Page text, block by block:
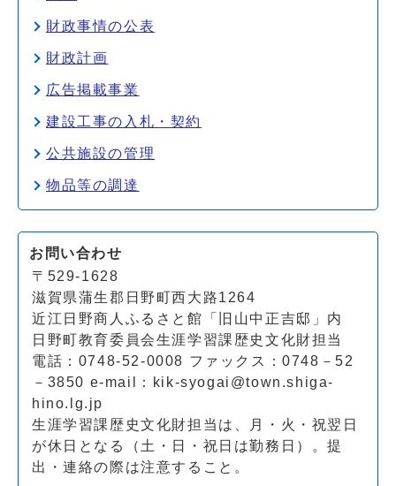
財政事情の公表
財政計画
広告掲載事業
建設工事の入札・契約
公共施設の管理
物品等の調達
お問い合わせ
〒529-1628
滋賀県蒲生郡日野町西大路1264
近江日野商人ふるさと館「旧山中正吉邸」内
日野町教育委員会生涯学習課歴史文化財担当
電話：0748-52-0008 ファックス：0748－52
－3850 e-mail：
kik-syogai@town.shiga-
hino.lg.jp
生涯学習課歴史文化財担当は、月・火・祝翌日
が休日となる（土・日・祝日は勤務日）。提
出・連絡の際は注意すること。